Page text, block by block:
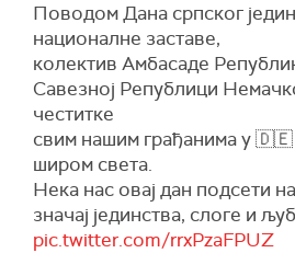
Поводом Дана српског
националне заставе,
колектив Амбасаде
Савезној Републици
честитке
свим нашим грађанима y 🇩🇪
широм света.
Нека нас овај дан подсети
значај јединства, слоге и
pic.twitter.com/rrxPzaFPUZ